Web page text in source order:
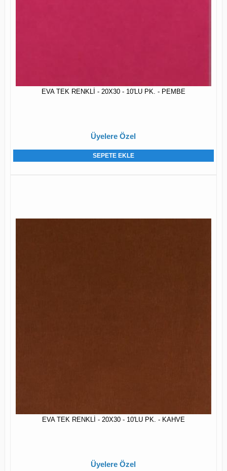
EVA TEK RENKLİ - 20X30 - 10'LU PK. - PEMBE
Üyelere Özel
SEPETE EKLE
EVA TEK RENKLİ - 20X30 - 10'LU PK. - KAHVE
Üyelere Özel